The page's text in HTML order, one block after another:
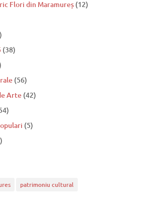
Flori din Maramureș(12)
(38)
(56)
Arte(42)
(5)
patrimoniu cultural